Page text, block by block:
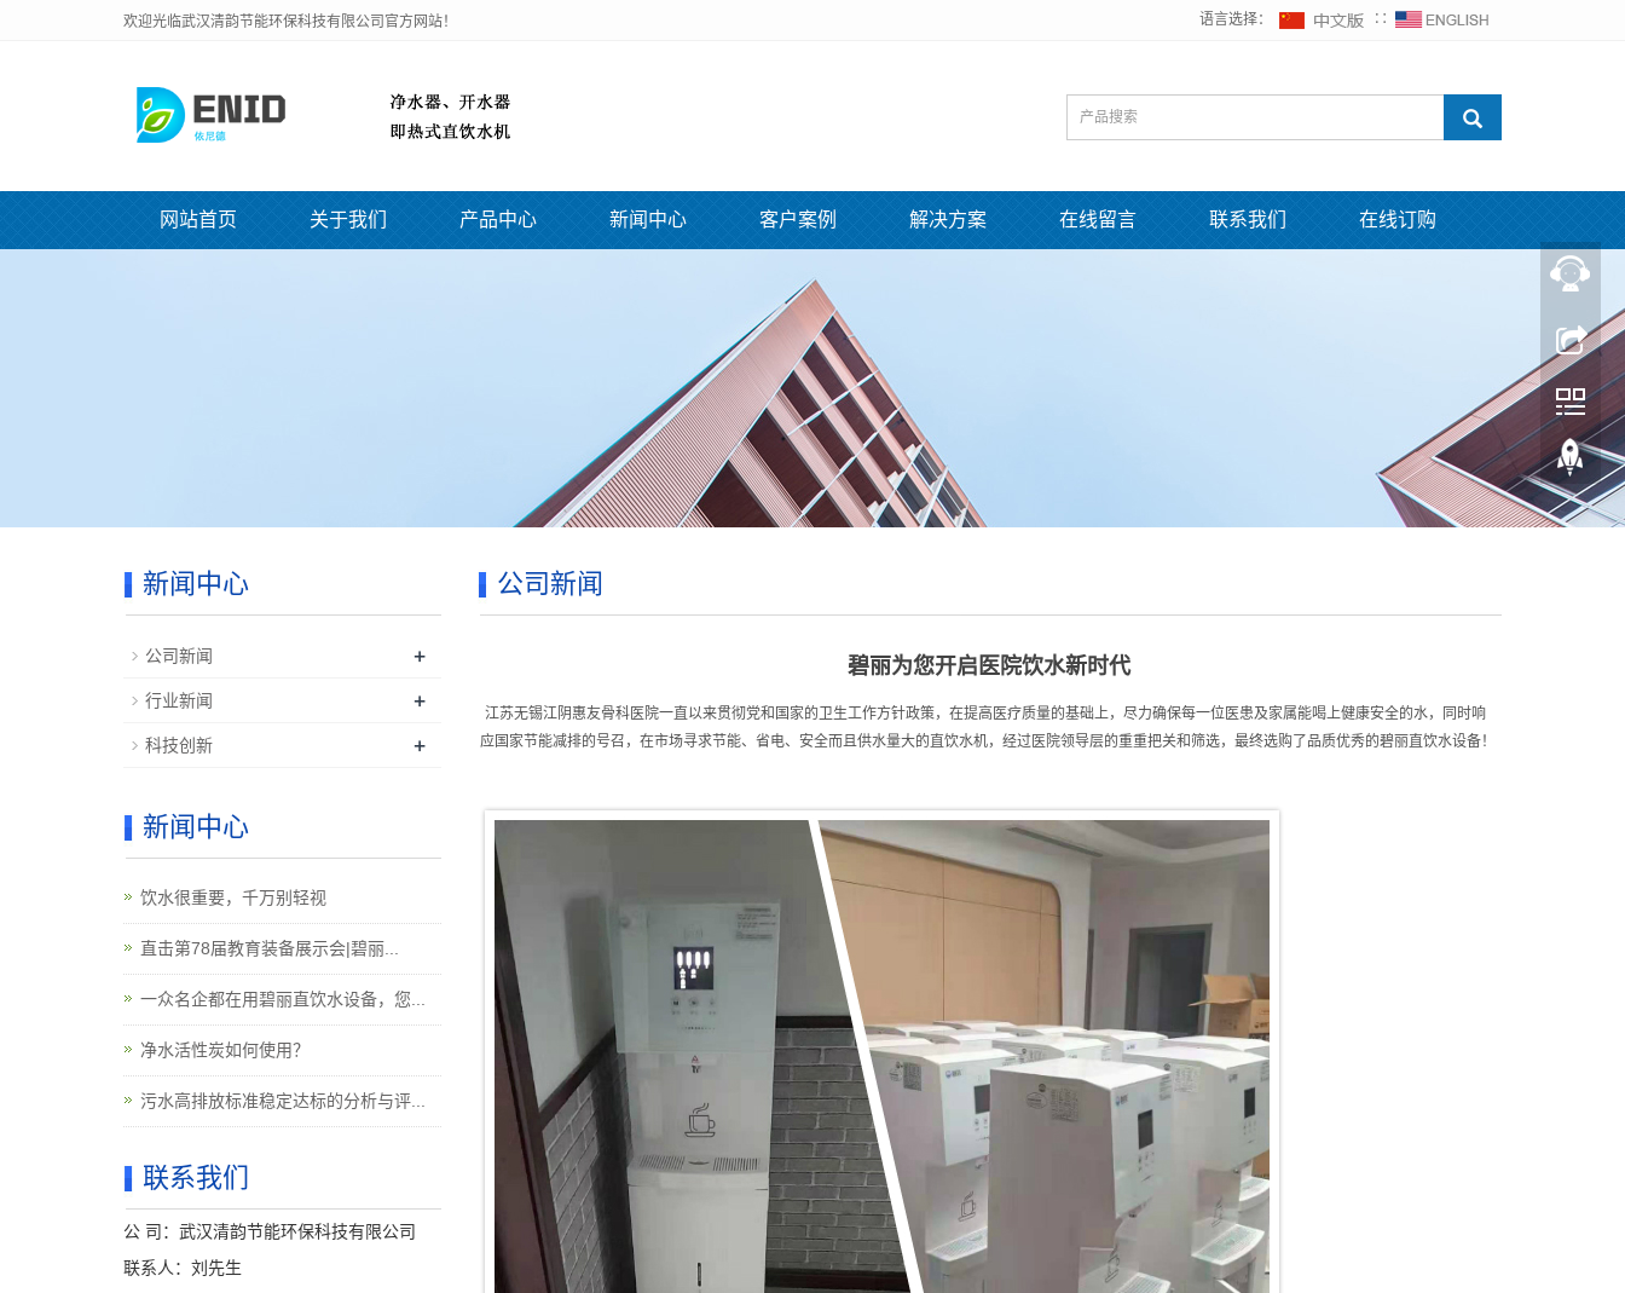
欢迎光临武汉清韵节能环保科技有限公司官方网站！ 语言选择： ∷
网站首页 关于我们 产品中心 新闻中心 客户案例 解决方案 在线留言 联系我们 在线订购
公司新闻
碧丽为您开启医院饮水新时代
江苏无锡江阴惠友骨科医院一直以来贯彻党和国家的卫生工作方针政策，在提高医疗质量的基础上，尽力确保每一位医患及家属能喝上健康安全的水，同时响
应国家节能减排的号召，在市场寻求节能、省电、安全而且供水量大的直饮水机，经过医院领导层的重重把关和筛选，最终选购了品质优秀的碧丽直饮水设备！
新闻中心
公司新闻 +
行业新闻 +
科技创新 +
新闻中心
饮水很重要，千万别轻视
直击第78届教育装备展示会|碧丽...
一众名企都在用碧丽直饮水设备，您...
净水活性炭如何使用？
污水高排放标准稳定达标的分析与评...
联系我们
公 司：武汉清韵节能环保科技有限公司
联系人：刘先生